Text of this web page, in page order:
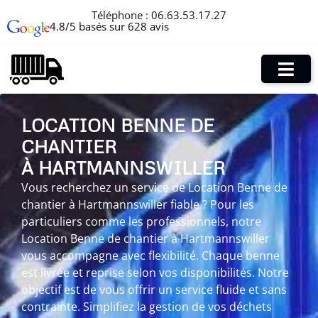
Téléphone : 06.63.53.17.27
4.8/5 basés sur 628 avis
LOCATION BENNE DE
CHANTIER
À HARTMANNSWILLER
Vous recherchez un service de Location Benne de
chantier à Hartmannswiller fiable ? Pour les
particuliers comme les professionnels, notre
Location Benne de chantier à Hartmannswiller
vous accompagne avec flexibilité. Chaque benne
est livrée et reprise selon vos disponibilités. Notre
objectif est de vous offrir un service fluide et sans
contrainte. Simplifiez la gestion de vos déchets